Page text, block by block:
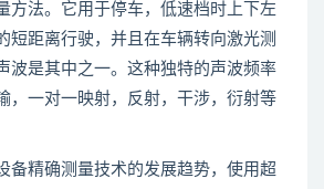
方法。它用于停车，低速档时上下左
短距离行驶，并且在车辆转向激光测
波是其中之一。这种独特的声波频率
，一对一映射，反射，干涉，衍射等
备精确测量技术的发展趋势，使用超